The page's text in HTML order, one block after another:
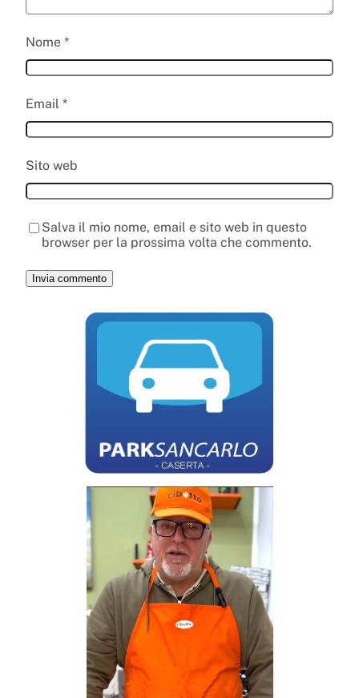
Nome *
Email *
Sito web
Salva il mio nome, email e sito web in questo
browser per la prossima volta che commento.